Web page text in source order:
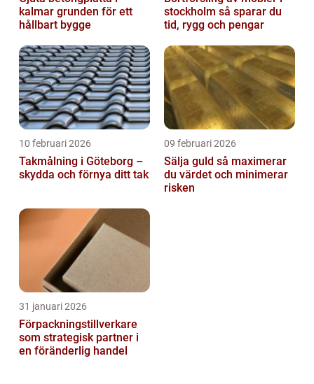
kalmar grunden för ett
hållbart bygge
stockholm så sparar du
tid, rygg och pengar
10 februari 2026
Takmålning i Göteborg –
skydda och förnya ditt tak
09 februari 2026
Sälja guld så maximerar
du värdet och minimerar
risken
31 januari 2026
Förpackningstillverkare
som strategisk partner i
en föränderlig handel